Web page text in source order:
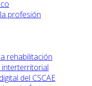
profesión
rehabilitación
interterritorial
del CSCAE